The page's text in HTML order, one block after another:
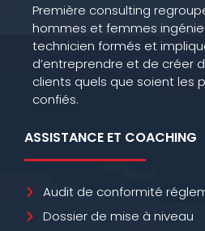
Première consulting
hommes et femmes
technicien formés et
d’entreprendre et de créer
clients quels que soient les
confiés.
ASSISTANCE ET COACHING
Audit de conformité
Dossier de mise à niveau